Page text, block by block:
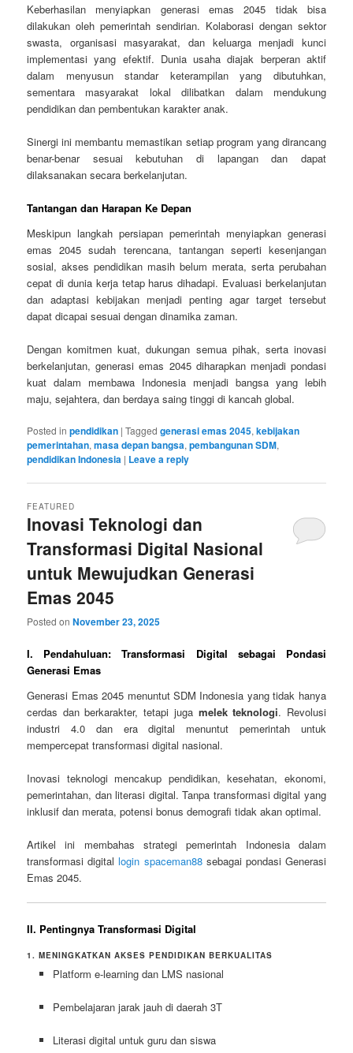
Keberhasilan menyiapkan generasi emas 2045 tidak bisa
dilakukan oleh pemerintah sendirian. Kolaborasi dengan sektor
swasta, organisasi masyarakat, dan keluarga menjadi kunci
implementasi yang efektif. Dunia usaha diajak berperan aktif
dalam menyusun standar keterampilan yang dibutuhkan,
sementara masyarakat lokal dilibatkan dalam mendukung
pendidikan dan pembentukan karakter anak.
Sinergi ini membantu memastikan setiap program yang dirancang
benar-benar sesuai kebutuhan di lapangan dan dapat
dilaksanakan secara berkelanjutan.
Tantangan dan Harapan Ke Depan
Meskipun langkah persiapan pemerintah menyiapkan generasi
emas 2045 sudah terencana, tantangan seperti kesenjangan
sosial, akses pendidikan masih belum merata, serta perubahan
cepat di dunia kerja tetap harus dihadapi. Evaluasi berkelanjutan
dan adaptasi kebijakan menjadi penting agar target tersebut
dapat dicapai sesuai dengan dinamika zaman.
Dengan komitmen kuat, dukungan semua pihak, serta inovasi
berkelanjutan, generasi emas 2045 diharapkan menjadi pondasi
kuat dalam membawa Indonesia menjadi bangsa yang lebih
maju, sejahtera, dan berdaya saing tinggi di kancah global.
Posted in pendidikan |Tagged generasi emas 2045,kebijakan
pemerintahan,masa depan bangsa,pembangunan SDM,
pendidikan Indonesia | Leave a reply
Inovasi Teknologi dan
Transformasi Digital Nasional
untuk Mewujudkan Generasi
Emas 2045
FEATURED
Posted onNovember 23, 2025
I. Pendahuluan: Transformasi Digital sebagai Pondasi
Generasi Emas
Generasi Emas 2045 menuntut SDM Indonesia yang tidak hanya
cerdas dan berkarakter, tetapi juga melek teknologi. Revolusi
industri 4.0 dan era digital menuntut pemerintah untuk
mempercepat transformasi digital nasional.
Inovasi teknologi mencakup pendidikan, kesehatan, ekonomi,
pemerintahan, dan literasi digital. Tanpa transformasi digital yang
inklusif dan merata, potensi bonus demografi tidak akan optimal.
Artikel ini membahas strategi pemerintah Indonesia dalam
transformasi digitallogin spaceman88sebagai pondasi Generasi
Emas 2045.
II. Pentingnya Transformasi Digital
1. MENINGKATKAN AKSES PENDIDIKAN BERKUALITAS
Platform e-learning dan LMS nasional
Pembelajaran jarak jauh di daerah 3T
Literasi digital untuk guru dan siswa